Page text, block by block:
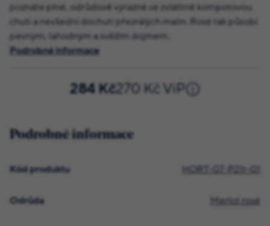
poznáte plné, odrůdově výrazné se zvláštně kompotovou
chutí a nevšední dochutí přezrálých malin. Rosé tak působí
pevným, lahodným a svěžím dojmem.
Podrobné informace
284 Kč270 Kč ViP
Podrobné informace
Kód produktu HORT-07-P21r-01
Odrůda Merlot rosé